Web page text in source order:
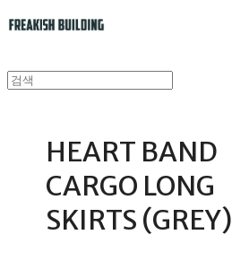
HEART BAND
CARGO LONG
SKIRTS (GREY)